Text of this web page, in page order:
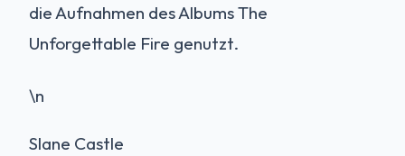
die Aufnahmen des Albums The
Unforgettable Fire genutzt.
\n
Slane Castle